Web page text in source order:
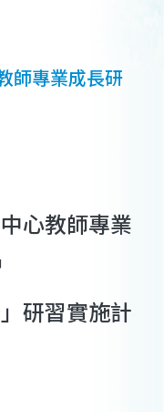
師專業成長研
心教師專業
研習實施計